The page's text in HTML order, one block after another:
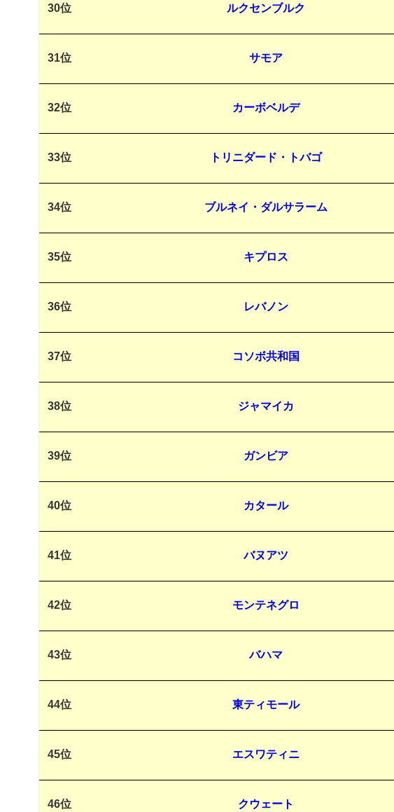
30位 ルクセンブルク
31位 サモア
32位 カーボベルデ
33位 トリニダード・トバゴ
34位 ブルネイ・ダルサラーム
35位 キプロス
36位 レバノン
37位 コソボ共和国
38位 ジャマイカ
39位 ガンビア
40位 カタール
41位 バヌアツ
42位 モンテネグロ
43位 バハマ
44位 東ティモール
45位 エスワティニ
46位 クウェート